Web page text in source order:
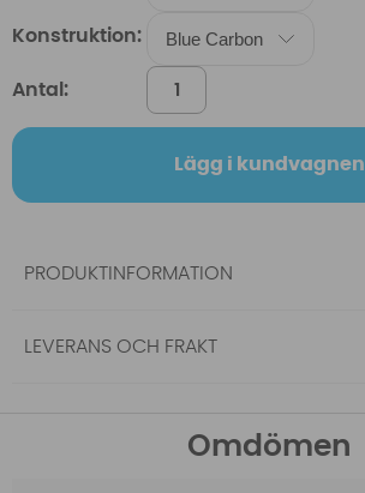
Konstruktion:
Antal:
Lägg i kundvagnen
PRODUKTINFORMATION
LEVERANS OCH FRAKT
Omdömen